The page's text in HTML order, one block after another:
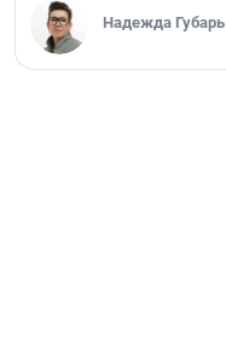
Надежда Губарь